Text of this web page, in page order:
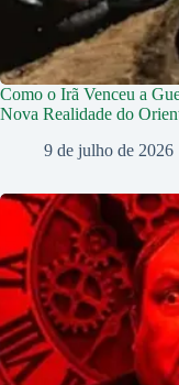
Como o Irã Venceu a
Nova Realidade do
9 de julho de 2026